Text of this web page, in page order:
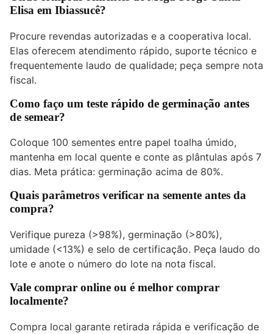
Elisa em Ibiassucê?
Procure revendas autorizadas e a cooperativa local.
Elas oferecem atendimento rápido, suporte técnico e
frequentemente laudo de qualidade; peça sempre nota
fiscal.
Como faço um teste rápido de germinação antes
de semear?
Coloque 100 sementes entre papel toalha úmido,
mantenha em local quente e conte as plântulas após 7
dias. Meta prática: germinação acima de 80%.
Quais parâmetros verificar na semente antes da
compra?
Verifique pureza (>98%), germinação (>80%),
umidade (<13%) e selo de certificação. Peça laudo do
lote e anote o número do lote na nota fiscal.
Vale comprar online ou é melhor comprar
localmente?
Compra local garante retirada rápida e verificação de